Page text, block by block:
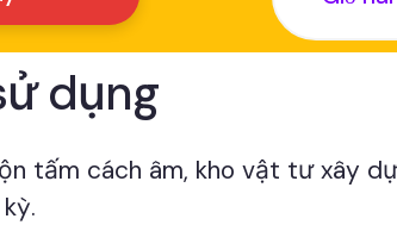
dụng
tấm cách âm, kho vật tư xây